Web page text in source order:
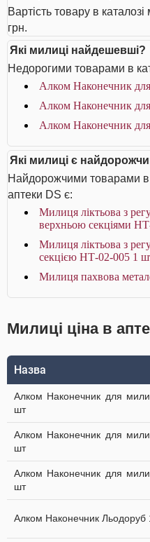
Вартість товару в
грн.
Які милиці найдешевші?
Недорогими товарами в
Алком Наконечник
Алком Наконечник
Алком Наконечник
Які милиці є
Найдорожчими товарами в
аптеки DS є:
Милиця ліктьова з
верхньою секціями
Милиця ліктьова з
секцією НТ-02-005 1
Милиця пахвова
Милиці ціна в
Назва
Алком Наконечник для
шт
Алком Наконечник для
шт
Алком Наконечник для
шт
Алком Наконечник Льодоруб